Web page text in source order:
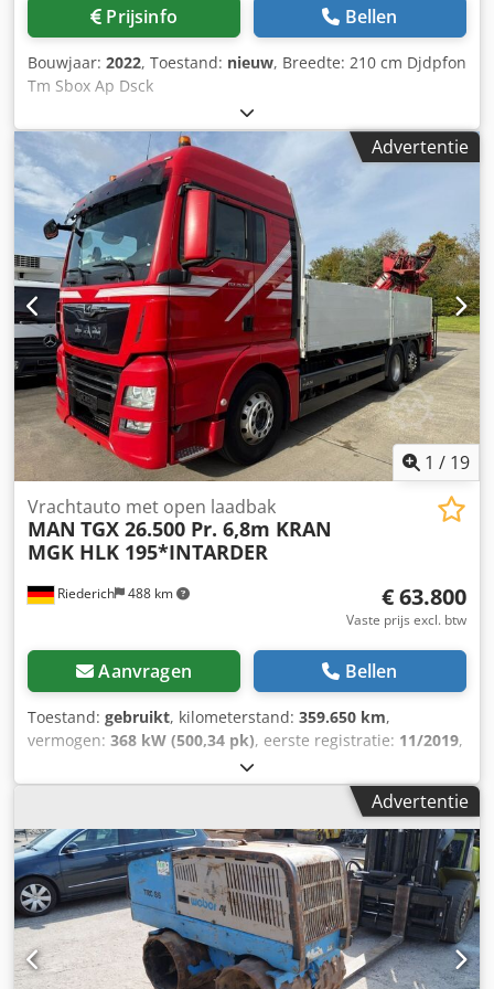
Prijsinfo Bellen
Bouwjaar: 2022, Toestand: nieuw, Breedte: 210 cm Djdpfon
Tm Sbox Ap Dsck
Advertentie
1 / 19
Riederich 488 km
Vrachtauto met open laadbak
MAN TGX 26.500 Pr. 6,8m KRAN
MGK HLK 195*INTARDER
€ 63.800
Vaste prijs excl. btw
Aanvragen Bellen
Toestand: gebruikt, kilometerstand: 359.650 km,
vermogen: 368 kW (500,34 pk), eerste registratie: 11/2019,
, totaalgewicht:
asconfiguratie:3 assen, remmen:retarder, kleur:rood,
, emissieklasse:Euro 6 ,
laadruimte inhoud:17 m³, laadruimte lengte:6.800 mm,
laadruimtebreedte:2.480 mm, laadruimtehoogte:
1.000
mm, Bouwjaar:2019, Uitrusting:ABS, airconditioning,
elektronisch stabiliteitsprogramma (ESP), kraan,
roetfilter, standkachel, TGX 26.500 platformwagen 6,80 m
met achterkraan MGK HLK 195 HPa3 opvouwbaar *
Uitschuifbaar tot 10,43 m, laadvermogen 1.330 kg * MAN
Advertentie